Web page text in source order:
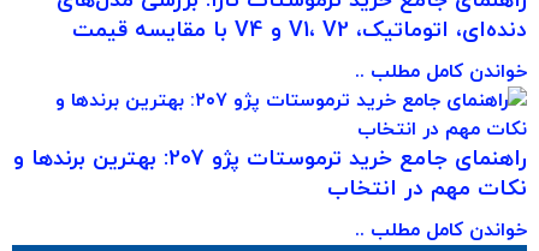
دنده‌ای، اتوماتیک، V1، V2 و V4 با مقایسه قیمت
خواندن کامل مطلب ..
راهنمای جامع خرید ترموستات پژو 207: بهترین برندها و
نکات مهم در انتخاب
خواندن کامل مطلب ..